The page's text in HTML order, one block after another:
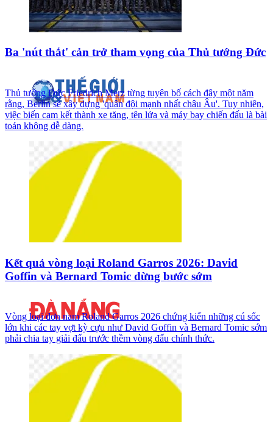
Ba 'nút thắt' cản trở tham vọng của Thủ tướng Đức
Thủ tướng Đức Friedrich Merz từng tuyên bố cách đây một năm
rằng, Berlin sẽ xây dựng 'quân đội mạnh nhất châu Âu'. Tuy nhiên,
việc biến cam kết thành xe tăng, tên lửa và máy bay chiến đấu là bài
toán không dễ dàng.
Kết quả vòng loại Roland Garros 2026: David
Goffin và Bernard Tomic dừng bước sớm
Vòng loại đơn nam Roland Garros 2026 chứng kiến những cú sốc
lớn khi các tay vợt kỳ cựu như David Goffin và Bernard Tomic sớm
phải chia tay giải đấu trước thềm vòng đấu chính thức.